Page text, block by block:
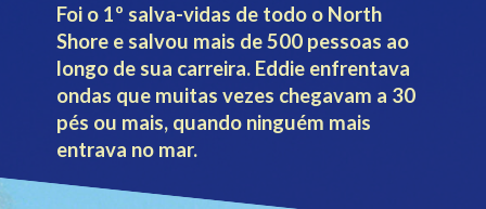
Foi o 1º salva-vidas de todo o North
Shore e salvou mais de 500 pessoas ao
longo de sua carreira. Eddie enfrentava
ondas que muitas vezes chegavam a 30
pés ou mais, quando ninguém mais
entrava no mar.